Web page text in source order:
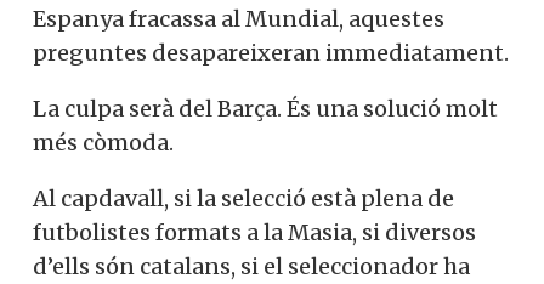
Espanya fracassa al Mundial, aquestes
preguntes desapareixeran immediatament.
La culpa serà del Barça. És una solució molt
més còmoda.
Al capdavall, si la selecció està plena de
futbolistes formats a la Masia, si diversos
d’ells són catalans, si el seleccionador ha